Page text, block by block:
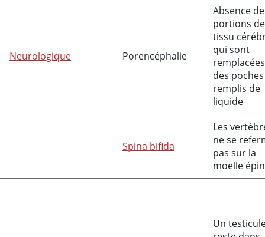
Neurologique Porencéphalie
Absence de
portions de
tissu
qui sont
des poches
remplis de
liquide
Spina bifida
Les
ne se
pas sur la
moelle
Un